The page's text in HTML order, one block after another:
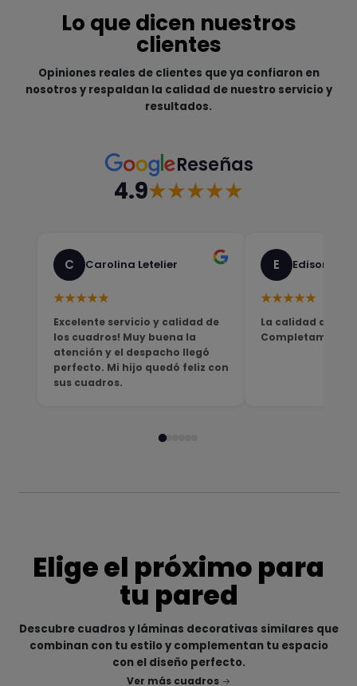
Lo que dicen nuestros
clientes
Opiniones reales de clientes que ya confiaron en
nosotros y respaldan la calidad de nuestro servicio y
resultados.
Reseñas
4.9★★★★★
C Carolina Letelier
★★★★★
Excelente servicio y calidad de
los cuadros! Muy buena la
atención y el despacho llegó
perfecto. Mi hijo quedó feliz con
sus cuadros.
E Edison
★★★★★
La calidad del
Completamente
Elige el próximo para
tu pared
Descubre cuadros y láminas decorativas similares que
combinan con tu estilo y complementan tu espacio
con el diseño perfecto.
Ver más cuadros